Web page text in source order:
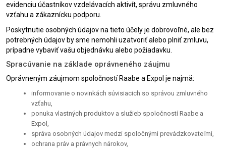
evidenciu účastníkov vzdelávacích aktivít, správu zmluvného
vzťahu a zákaznícku podporu.
Poskytnutie osobných údajov na tieto účely je dobrovoľné, ale bez
potrebných údajov by sme nemohli uzatvoriť alebo plniť zmluvu,
prípadne vybaviť vašu objednávku alebo požiadavku.
Spracúvanie na základe oprávneného záujmu
Oprávneným záujmom spoločností Raabe a Expol je najmä:
informovanie o novinkách súvisiacich so správou zmluvného
vzťahu,
ponuka vlastných produktov a služieb spoločností Raabe a
Expol,
správa osobných údajov medzi spoločnými prevádzkovateľmi,
ochrana práv a právnych nárokov,